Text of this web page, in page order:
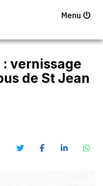
Menu
: vernissage
de St Jean